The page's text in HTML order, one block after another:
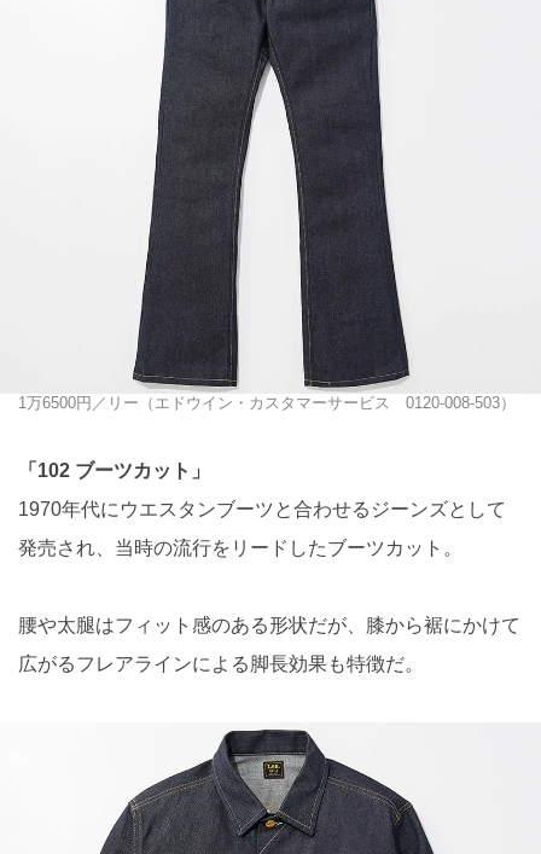
1万6500円／リー（エドウイン・カスタマーサービス 0120-008-503）
「102 ブーツカット」
1970年代にウエスタンブーツと合わせるジーンズとして
発売され、当時の流行をリードしたブーツカット。
腰や太腿はフィット感のある形状だが、膝から裾にかけて
広がるフレアラインによる脚⻑効果も特徴だ。